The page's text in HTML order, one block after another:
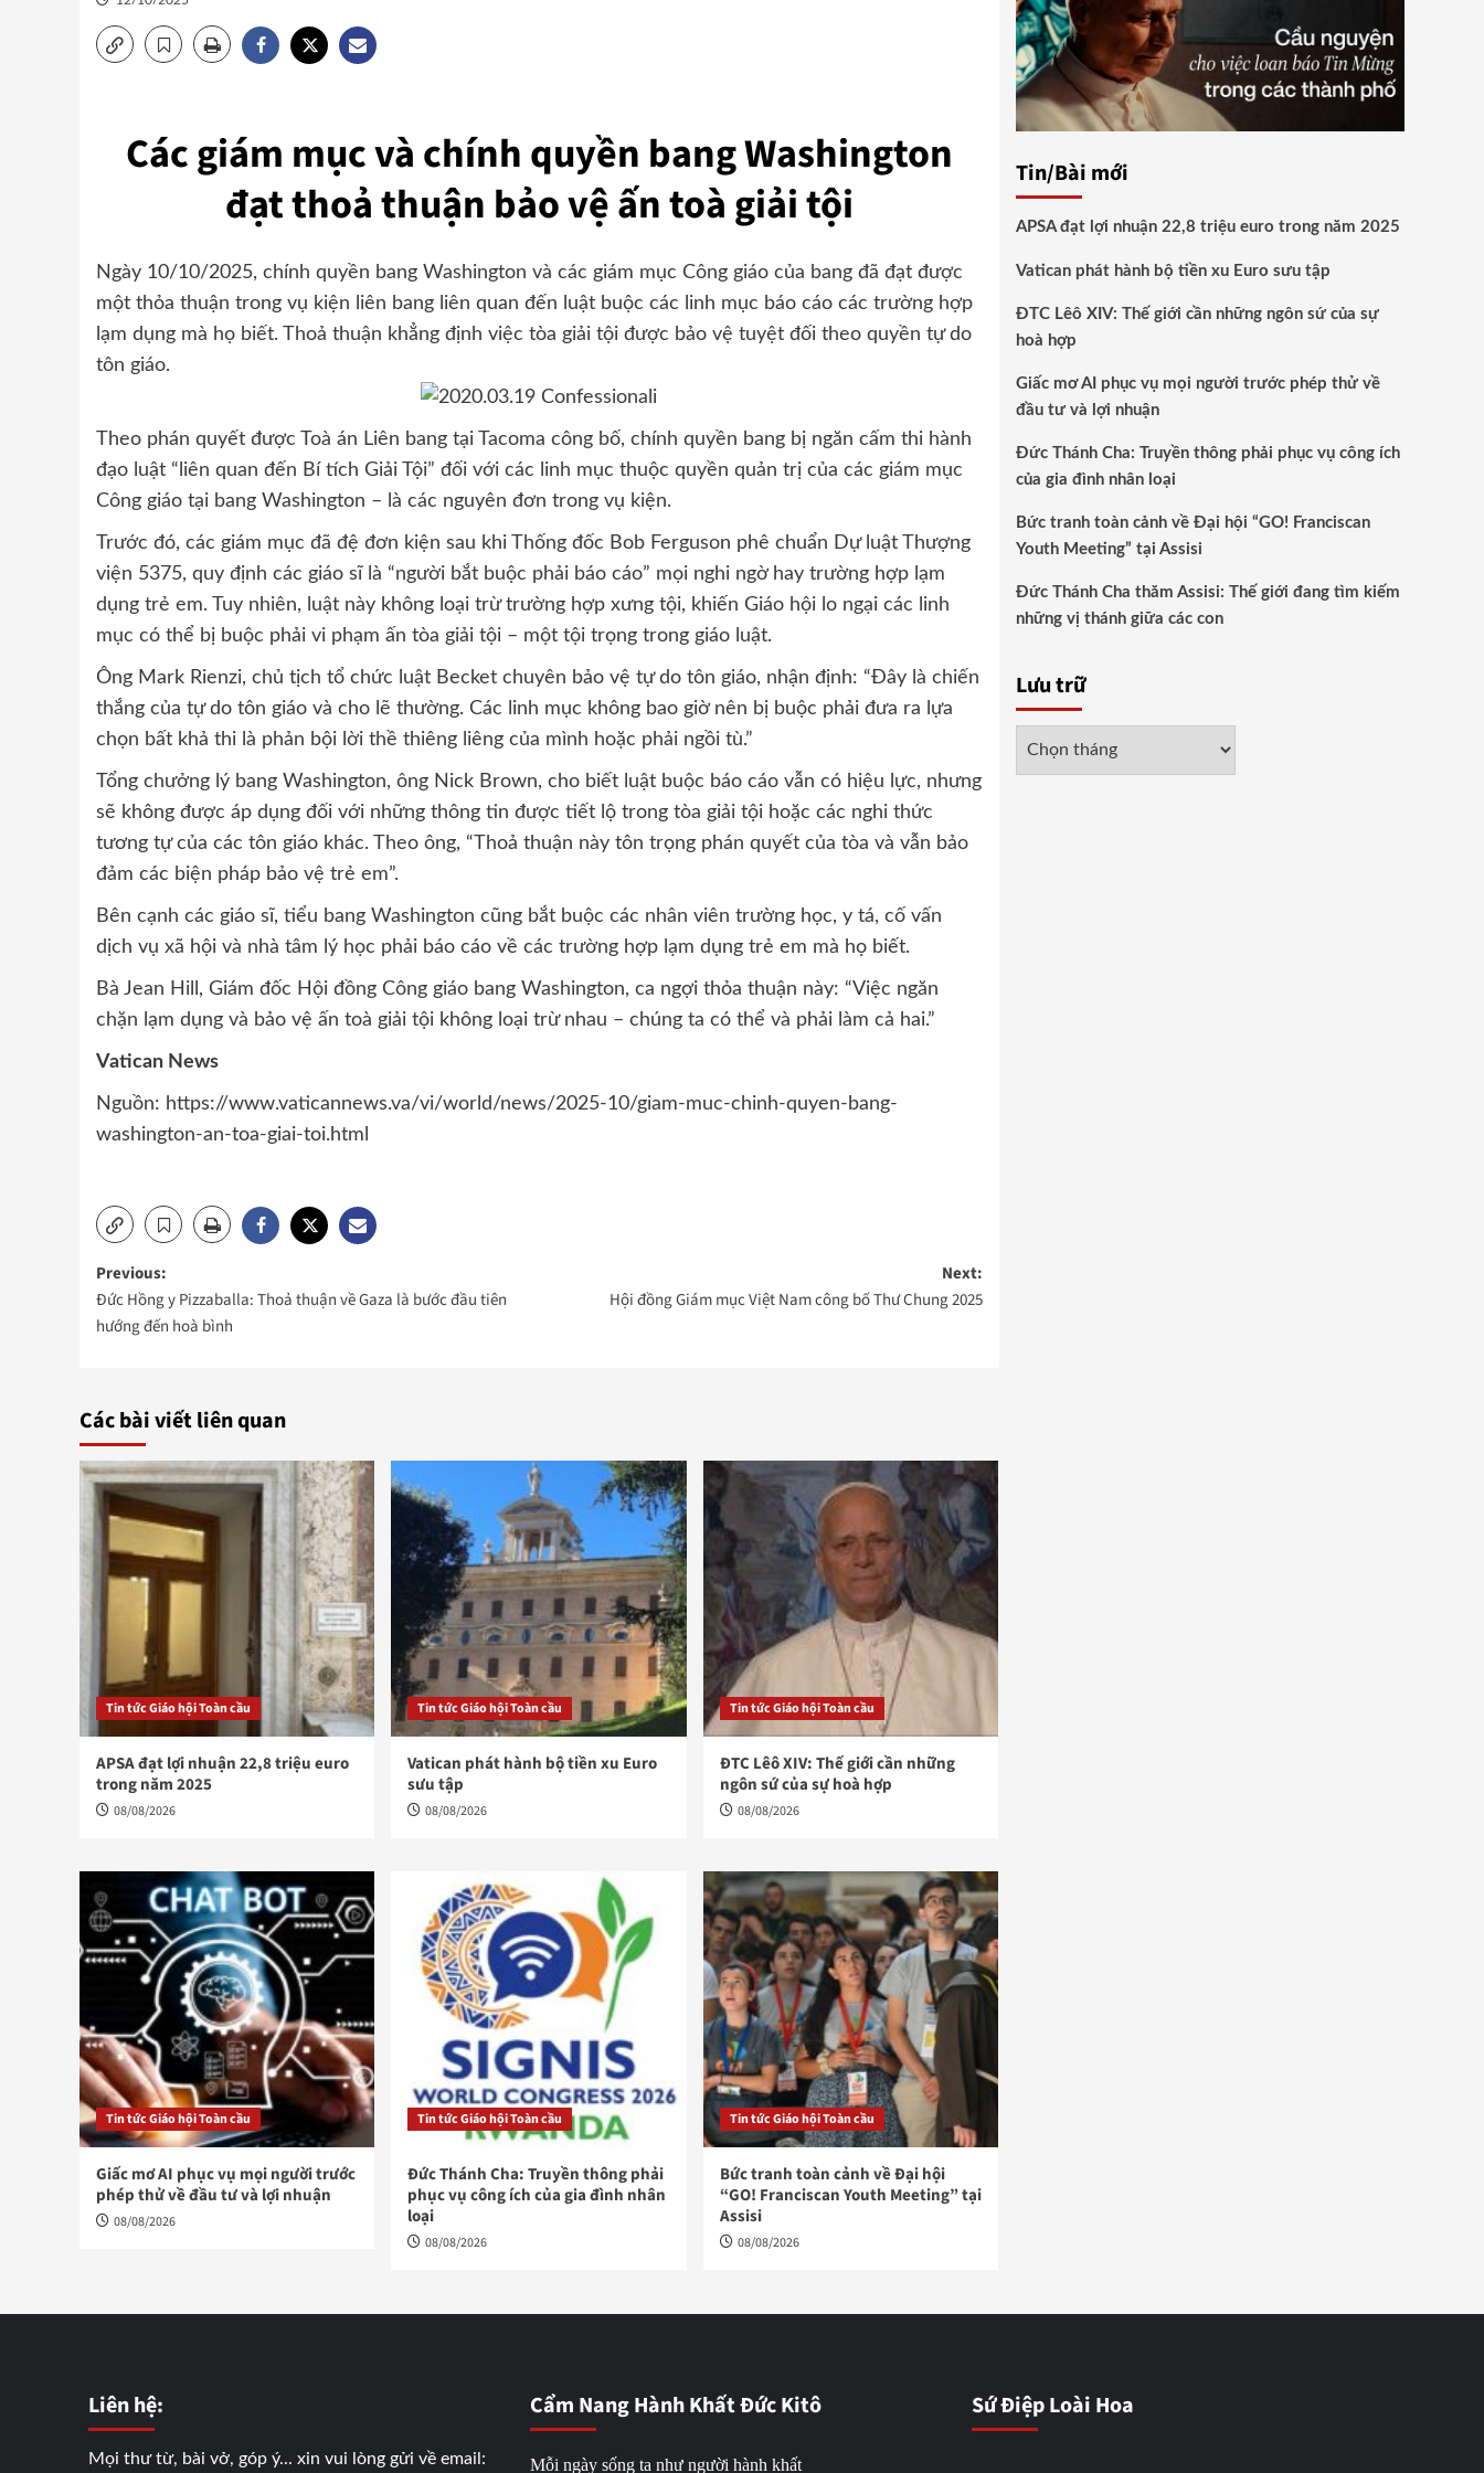
Các giám mục và chính quyền bang Washington
đạt thoả thuận bảo vệ ấn toà giải tội
Ngày 10/10/2025, chính quyền bang Washington và các giám mục Công giáo của bang đã đạt được
một thỏa thuận trong vụ kiện liên bang liên quan đến luật buộc các linh mục báo cáo các trường hợp
lạm dụng mà họ biết. Thoả thuận khẳng định việc tòa giải tội được bảo vệ tuyệt đối theo quyền tự do
tôn giáo.
Theo phán quyết được Toà án Liên bang tại Tacoma công bố, chính quyền bang bị ngăn cấm thi hành
đạo luật “liên quan đến Bí tích Giải Tội” đối với các linh mục thuộc quyền quản trị của các giám mục
Công giáo tại bang Washington – là các nguyên đơn trong vụ kiện.
Trước đó, các giám mục đã đệ đơn kiện sau khi Thống đốc Bob Ferguson phê chuẩn Dự luật Thượng
viện 5375, quy định các giáo sĩ là “người bắt buộc phải báo cáo” mọi nghi ngờ hay trường hợp lạm
dụng trẻ em. Tuy nhiên, luật này không loại trừ trường hợp xưng tội, khiến Giáo hội lo ngại các linh
mục có thể bị buộc phải vi phạm ấn tòa giải tội – một tội trọng trong giáo luật.
Ông Mark Rienzi, chủ tịch tổ chức luật Becket chuyên bảo vệ tự do tôn giáo, nhận định: “Đây là chiến
thắng của tự do tôn giáo và cho lẽ thường. Các linh mục không bao giờ nên bị buộc phải đưa ra lựa
chọn bất khả thi là phản bội lời thề thiêng liêng của mình hoặc phải ngồi tù.”
Tổng chưởng lý bang Washington, ông Nick Brown, cho biết luật buộc báo cáo vẫn có hiệu lực, nhưng
sẽ không được áp dụng đối với những thông tin được tiết lộ trong tòa giải tội hoặc các nghi thức
tương tự của các tôn giáo khác. Theo ông, “Thoả thuận này tôn trọng phán quyết của tòa và vẫn bảo
đảm các biện pháp bảo vệ trẻ em”.
Bên cạnh các giáo sĩ, tiểu bang Washington cũng bắt buộc các nhân viên trường học, y tá, cố vấn
dịch vụ xã hội và nhà tâm lý học phải báo cáo về các trường hợp lạm dụng trẻ em mà họ biết.
Bà Jean Hill, Giám đốc Hội đồng Công giáo bang Washington, ca ngợi thỏa thuận này: “Việc ngăn
chặn lạm dụng và bảo vệ ấn toà giải tội không loại trừ nhau – chúng ta có thể và phải làm cả hai.”
Vatican News
Nguồn: https://www.vaticannews.va/vi/world/news/2025-10/giam-muc-chinh-quyen-bang-
washington-an-toa-giai-toi.html
Post
navigation
Previous:
Đức Hồng y Pizzaballa: Thoả thuận về Gaza là bước đầu tiên
hướng đến hoà bình
Next:
Hội đồng Giám mục Việt Nam công bố Thư Chung 2025
Các bài viết liên quan
Tin tức Giáo hội Toàn cầu
APSA đạt lợi nhuận 22,8 triệu euro
trong năm 2025
08/08/2026
Tin tức Giáo hội Toàn cầu
Vatican phát hành bộ tiền xu Euro
sưu tập
08/08/2026
Tin tức Giáo hội Toàn cầu
ĐTC Lêô XIV: Thế giới cần những
ngôn sứ của sự hoà hợp
08/08/2026
Tin tức Giáo hội Toàn cầu
Giấc mơ AI phục vụ mọi người trước
phép thử về đầu tư và lợi nhuận
08/08/2026
Tin tức Giáo hội Toàn cầu
Đức Thánh Cha: Truyền thông phải
phục vụ công ích của gia đình nhân
loại
08/08/2026
Tin tức Giáo hội Toàn cầu
Bức tranh toàn cảnh về Đại hội
“GO! Franciscan Youth Meeting” tại
Assisi
08/08/2026
Tin/Bài mới
APSA đạt lợi nhuận 22,8 triệu euro trong năm 2025
Vatican phát hành bộ tiền xu Euro sưu tập
ĐTC Lêô XIV: Thế giới cần những ngôn sứ của sự
hoà hợp
Giấc mơ AI phục vụ mọi người trước phép thử về
đầu tư và lợi nhuận
Đức Thánh Cha: Truyền thông phải phục vụ công ích
của gia đình nhân loại
Bức tranh toàn cảnh về Đại hội “GO! Franciscan
Youth Meeting” tại Assisi
Đức Thánh Cha thăm Assisi: Thế giới đang tìm kiếm
những vị thánh giữa các con
Lưu trữ
Liên hệ:
Mọi thư từ, bài vở, góp ý... xin vui lòng gửi về email:
Cẩm Nang Hành Khất Đức Kitô
Mỗi ngày sống ta như người hành khất
Sứ Điệp Loài Hoa